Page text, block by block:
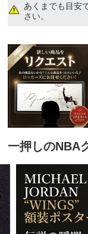
あくまでも目安
さい。
一押しのNBA